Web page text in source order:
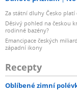
Za státní dluhy Česko
Děsivý pohled na českou
rodinné bazény?
Emancipace českých
západní ikony
Recepty
Oblíbené zimní